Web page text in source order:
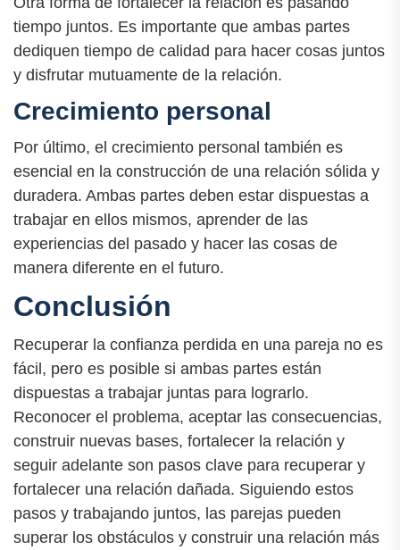
tiempo juntos. Es importante que ambas partes
dediquen tiempo de calidad para hacer cosas juntos
y disfrutar mutuamente de la relación.
Crecimiento personal
Por último, el crecimiento personal también es
esencial en la construcción de una relación sólida y
duradera. Ambas partes deben estar dispuestas a
trabajar en ellos mismos, aprender de las
experiencias del pasado y hacer las cosas de
manera diferente en el futuro.
Conclusión
Recuperar la confianza perdida en una pareja no es
fácil, pero es posible si ambas partes están
dispuestas a trabajar juntas para lograrlo.
Reconocer el problema, aceptar las consecuencias,
construir nuevas bases, fortalecer la relación y
seguir adelante son pasos clave para recuperar y
fortalecer una relación dañada. Siguiendo estos
pasos y trabajando juntos, las parejas pueden
superar los obstáculos y construir una relación más